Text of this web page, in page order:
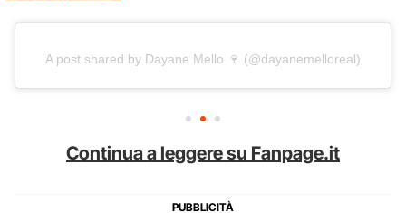
A post shared by Dayane Mello 🍷 (@dayanemelloreal)
Continua a leggere su Fanpage.it